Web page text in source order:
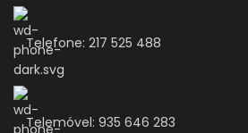
Telefone: 217 525 488
Telemóvel: 935 646 283